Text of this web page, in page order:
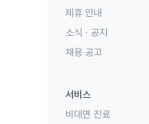
제휴 안내
소식 · 공지
채용 공고
서비스
비대면 진료